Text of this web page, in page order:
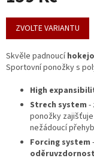
Měrná
cena:
ZVOLTE VARIANTU
Skvěle padnoucí
Sportovní ponožky s
High
Strech system -
ponožky zajišťuje
nežádoucí
Forcing system
oděruvzdornost